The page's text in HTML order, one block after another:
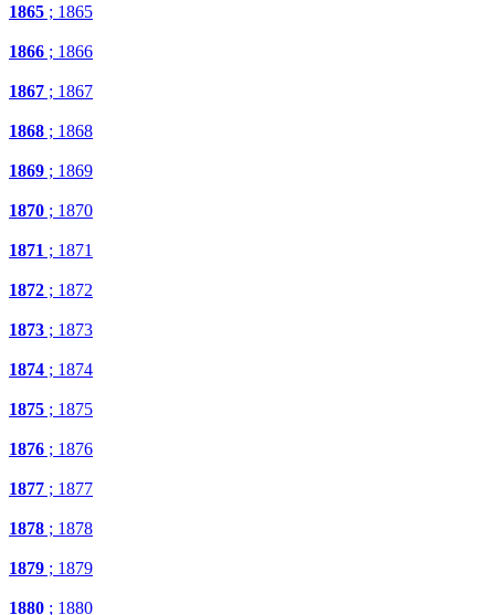
1865 ; 1865
1866 ; 1866
1867 ; 1867
1868 ; 1868
1869 ; 1869
1870 ; 1870
1871 ; 1871
1872 ; 1872
1873 ; 1873
1874 ; 1874
1875 ; 1875
1876 ; 1876
1877 ; 1877
1878 ; 1878
1879 ; 1879
1880 ; 1880